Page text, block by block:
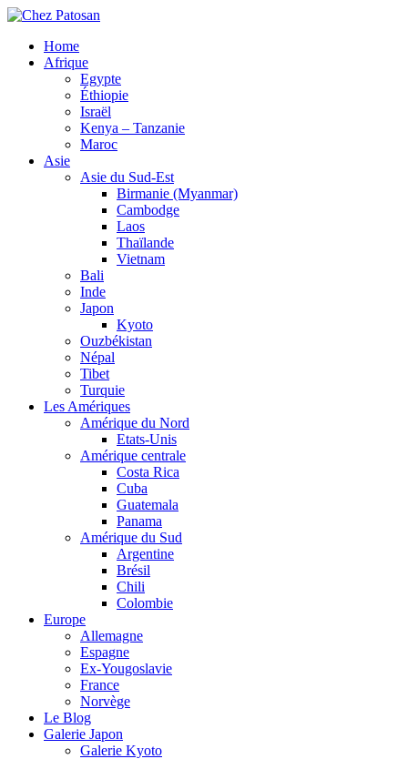
Home
Afrique
Egypte
Éthiopie
Israël
Kenya – Tanzanie
Maroc
Asie
Asie du Sud-Est
Birmanie (Myanmar)
Cambodge
Laos
Thaïlande
Vietnam
Bali
Inde
Japon
Kyoto
Ouzbékistan
Népal
Tibet
Turquie
Les Amériques
Amérique du Nord
Etats-Unis
Amérique centrale
Costa Rica
Cuba
Guatemala
Panama
Amérique du Sud
Argentine
Brésil
Chili
Colombie
Europe
Allemagne
Espagne
Ex-Yougoslavie
France
Norvège
Le Blog
Galerie Japon
Galerie Kyoto